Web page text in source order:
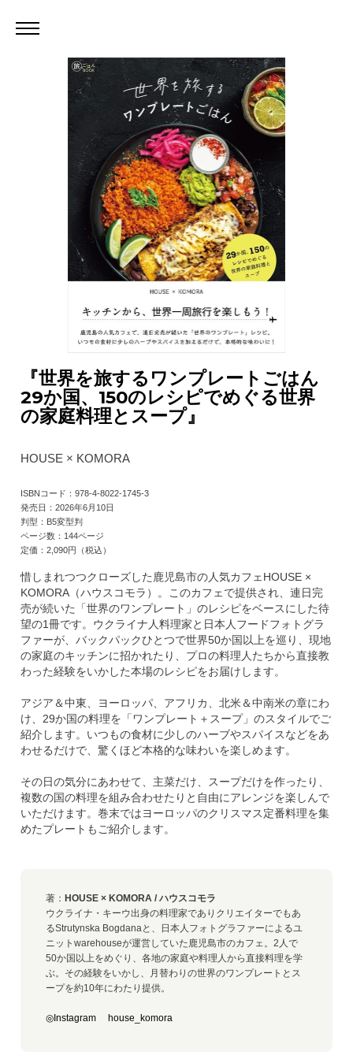
『世界を旅するワンプレートごはん
29か国、150のレシピでめぐる世界
の家庭料理とスープ』
HOUSE × KOMORA
ISBNコード：978-4-8022-1745-3
発売日：2026年6月10日
判型：B5変型判
ページ数：144ページ
定価：2,090円（税込）
惜しまれつつクローズした鹿児島市の人気カフェHOUSE ×
KOMORA（ハウスコモラ）。このカフェで提供され、連日完
売が続いた「世界のワンプレート」のレシピをベースにした待
望の1冊です。ウクライナ人料理家と日本人フードフォトグラ
ファーが、バックパックひとつで世界50か国以上を巡り、現地
の家庭のキッチンに招かれたり、プロの料理人たちから直接教
わった経験をいかした本場のレシピをお届けします。
アジア＆中東、ヨーロッパ、アフリカ、北米＆中南米の章にわ
け、29か国の料理を「ワンプレート＋スープ」のスタイルでご
紹介します。いつもの食材に少しのハーブやスパイスなどをあ
わせるだけで、驚くほど本格的な味わいを楽しめます。
その日の気分にあわせて、主菜だけ、スープだけを作ったり、
複数の国の料理を組み合わせたりと自由にアレンジを楽しんで
いただけます。巻末ではヨーロッパのクリスマス定番料理を集
めたプレートもご紹介します。
著： HOUSE × KOMORA / ハウスコモラ
ウクライナ・キーウ出身の料理家でありクリエイターでもあ
るStrutynska Bogdanaと、日本人フォトグラファーによるユ
ニットwarehouseが運営していた鹿児島市のカフェ。2人で
50か国以上をめぐり、各地の家庭や料理人から直接料理を学
ぶ。その経験をいかし、月替わりの世界のワンプレートとス
ープを約10年にわたり提供。
◎Instagram house_komora